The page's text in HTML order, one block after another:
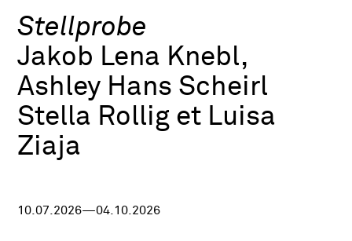
Stellprobe
Jakob Lena Knebl,
Ashley Hans Scheirl
Stella Rollig et Luisa
Ziaja
10.07.2026—04.10.2026